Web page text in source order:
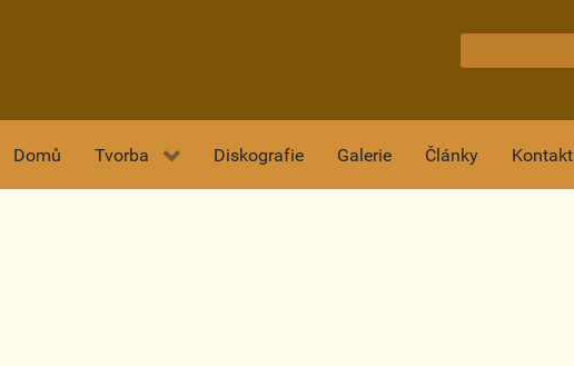
Domů Tvorba Diskografie Galerie Články Kontakt